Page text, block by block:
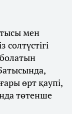
мен
солтүстігі
өрт қаупі,
төтенше